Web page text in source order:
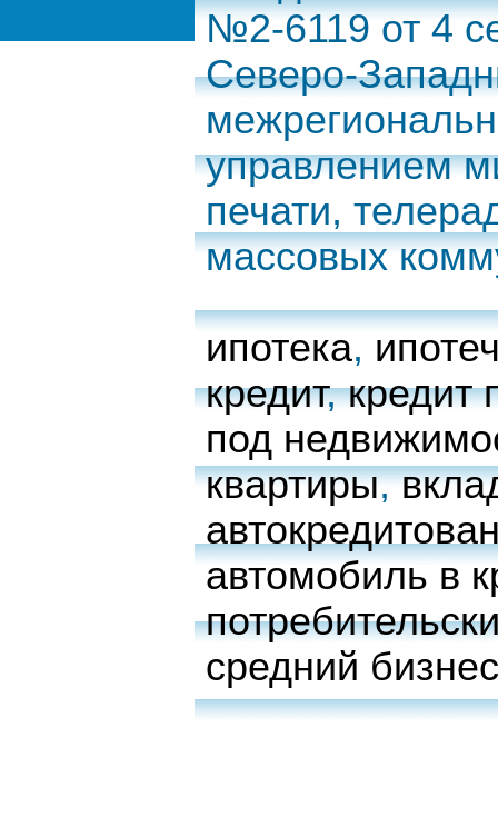
№2-6119 от 4
Северо-
управлением
печати,
массовых
ипотека,
кредит,кредит
под
квартиры,
автомобиль в
средний бизнес